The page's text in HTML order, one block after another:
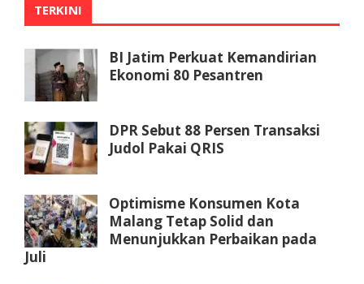
TERKINI
BI Jatim Perkuat Kemandirian
Ekonomi 80 Pesantren
DPR Sebut 88 Persen Transaksi
Judol Pakai QRIS
Optimisme Konsumen Kota
Malang Tetap Solid dan
Menunjukkan Perbaikan pada
Juli